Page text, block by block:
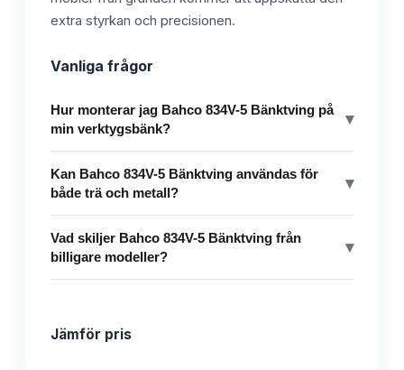
extra styrkan och precisionen.
Vanliga frågor
Hur monterar jag Bahco 834V-5 Bänktving på
min verktygsbänk?
▾
Kan Bahco 834V-5 Bänktving användas för
både trä och metall?
▾
Vad skiljer Bahco 834V-5 Bänktving från
billigare modeller?
▾
Jämför pris